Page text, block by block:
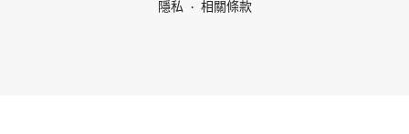
隱私 相關條款